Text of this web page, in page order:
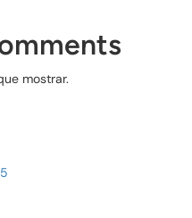
mostrar.